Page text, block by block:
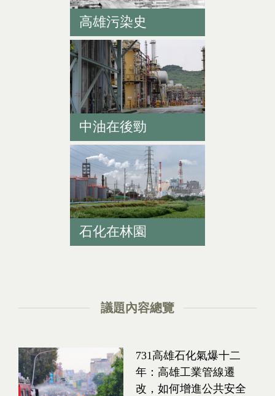
高雄污染史
中油在後勁
石化在林園
議題內容總覽
731高雄石化氣爆十二
年：高雄工業管線遷
改，如何增進公共安全